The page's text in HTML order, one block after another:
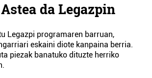
da Legazpin
Legazpi programaren barruan,
eskaini diote kanpaina berria.
piezak banatuko dituzte herriko